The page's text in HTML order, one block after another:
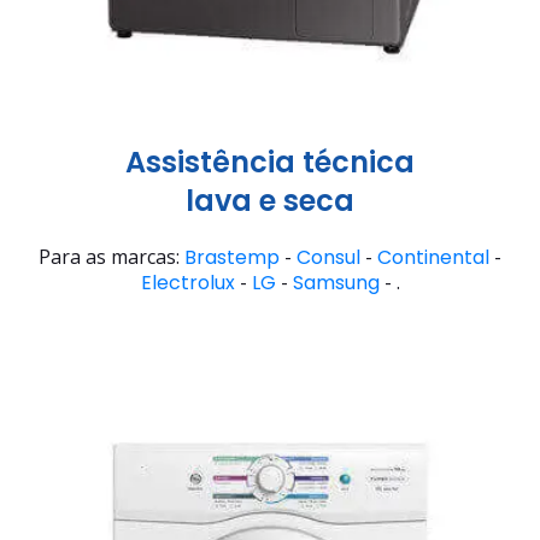
Assistência técnica
lava e seca
Para as marcas: Brastemp - Consul - Continental -
Electrolux- LG - Samsung- .